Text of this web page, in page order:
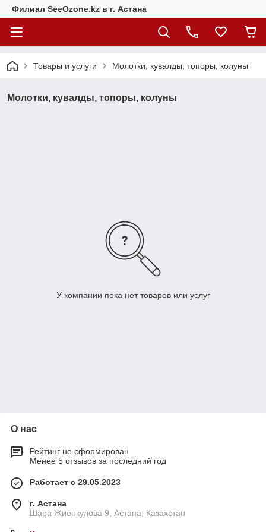
Филиал SeeOzone.kz в г. Астана
Товары и услуги Молотки, кувалды, топоры, колуны
Молотки, кувалды, топоры, колуны
У компании пока нет товаров или услуг
О нас
Рейтинг не сформирован
Менее 5 отзывов за последний год
Работает с 29.05.2023
г. Астана
Шара Жиенкулова 9, Астана, Казахстан